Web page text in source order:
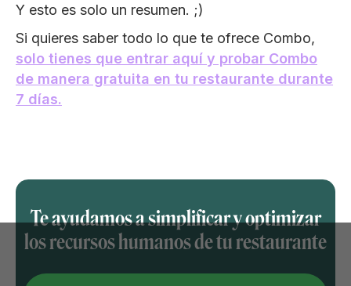
Te ayudamos a simplificar y optimizar
los recursos humanos de tu restaurante
Y esto es solo un resumen. ;)
Si quieres saber todo lo que te ofrece Combo,
solo tienes que entrar aquí y probar Combo
de manera gratuita en tu restaurante durante
7 días.